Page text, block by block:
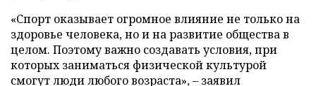
«Спорт оказывает огромное влияние не только на
здоровье человека, но и на развитие общества в
целом. Поэтому важно создавать условия, при
которых заниматься физической культурой
смогут люди любого возраста», – заявил